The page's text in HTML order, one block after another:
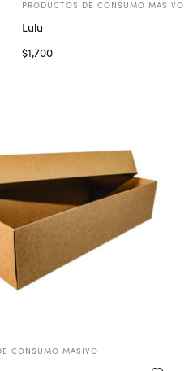
PRODUCTOS DE CONSUMO MASIVO
Lulu
$1,700
CONSUMO MASIVO